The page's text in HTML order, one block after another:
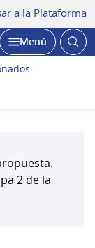
a la Plataforma
Abrir
Menú
2 de la